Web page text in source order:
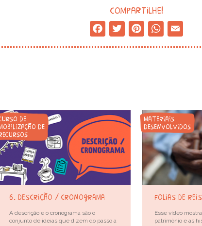
compartilhe!
Facebook
Twitter
Pinterest
de
de
6. descrição / cronograma
A descrição e o cronograma são o
conjunto de ideias que dizem do passo a
materiais
desenvolvidos
folias de
Esse vídeo
patrimônio e as